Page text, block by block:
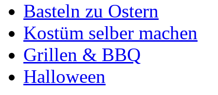
Basteln zu Ostern
Kostüm selber machen
Grillen & BBQ
Halloween